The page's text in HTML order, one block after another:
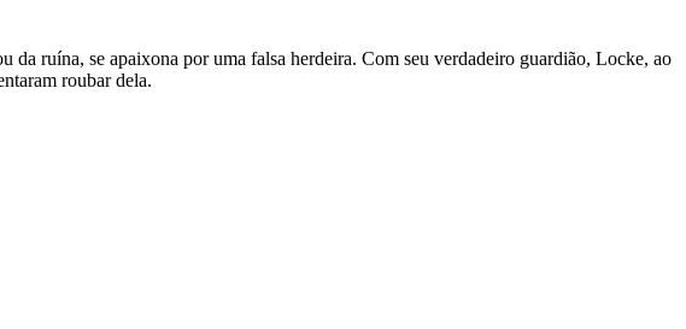
ruína, se apaixona por uma falsa herdeira. Com seu verdadeiro guardião, Locke, ao
roubar dela.